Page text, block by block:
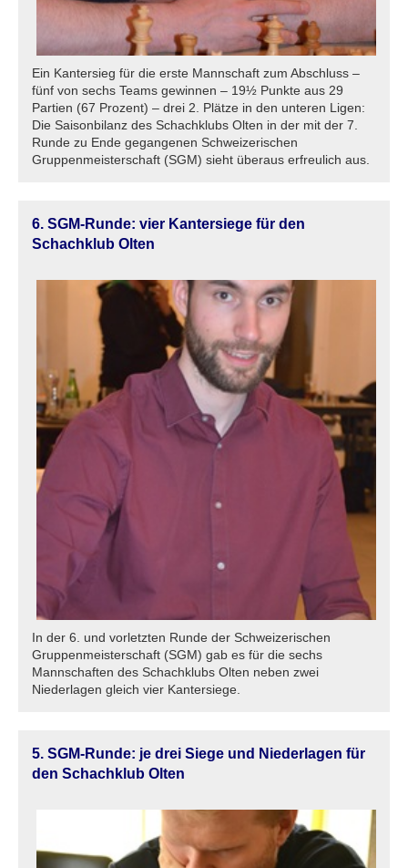
Ein Kantersieg für die erste Mannschaft zum Abschluss –
fünf von sechs Teams gewinnen – 19½ Punkte aus 29
Partien (67 Prozent) – drei 2. Plätze in den unteren Ligen:
Die Saisonbilanz des Schachklubs Olten in der mit der 7.
Runde zu Ende gegangenen Schweizerischen
Gruppenmeisterschaft (SGM) sieht überaus erfreulich aus.
6. SGM-Runde: vier Kantersiege für den
Schachklub Olten
In der 6. und vorletzten Runde der Schweizerischen
Gruppenmeisterschaft (SGM) gab es für die sechs
Mannschaften des Schachklubs Olten neben zwei
Niederlagen gleich vier Kantersiege.
5. SGM-Runde: je drei Siege und Niederlagen für
den Schachklub Olten